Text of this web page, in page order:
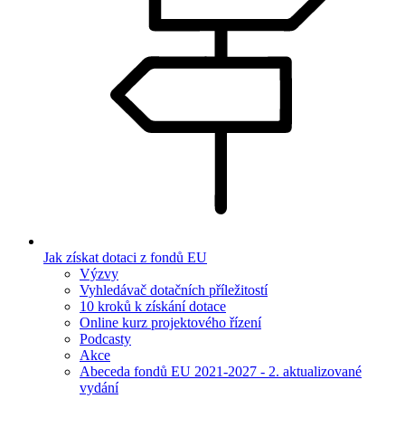
Jak získat dotaci z fondů EU
Výzvy
Vyhledávač dotačních příležitostí
10 kroků k získání dotace
Online kurz projektového řízení
Podcasty
Akce
Abeceda fondů EU 2021-2027 - 2. aktualizované
vydání